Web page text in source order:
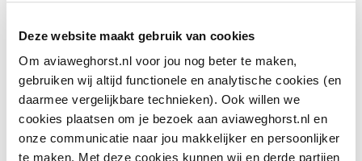
Deze website maakt gebruik van cookies
Om aviaweghorst.nl voor jou nog beter te maken,
gebruiken wij altijd functionele en analytische cookies (en
daarmee vergelijkbare technieken). Ook willen we
cookies plaatsen om je bezoek aan aviaweghorst.nl en
onze communicatie naar jou makkelijker en persoonlijker
te maken. Met deze cookies kunnen wij en derde partijen